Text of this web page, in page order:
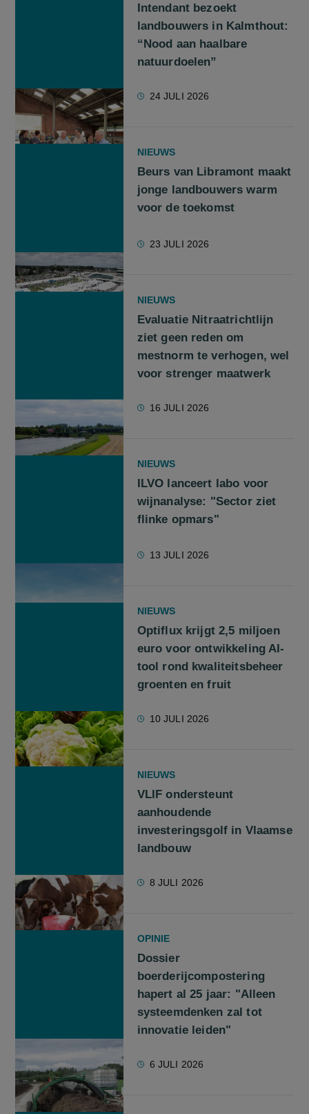
Intendant bezoekt
landbouwers in Kalmthout:
“Nood aan haalbare
natuurdoelen”
24 JULI 2026
NIEUWS
Beurs van Libramont maakt
jonge landbouwers warm
voor de toekomst
23 JULI 2026
NIEUWS
Evaluatie Nitraatrichtlijn
ziet geen reden om
mestnorm te verhogen, wel
voor strenger maatwerk
16 JULI 2026
NIEUWS
ILVO lanceert labo voor
wijnanalyse: "Sector ziet
flinke opmars"
13 JULI 2026
NIEUWS
Optiflux krijgt 2,5 miljoen
euro voor ontwikkeling AI-
tool rond kwaliteitsbeheer
groenten en fruit
10 JULI 2026
NIEUWS
VLIF ondersteunt
aanhoudende
investeringsgolf in Vlaamse
landbouw
8 JULI 2026
OPINIE
Dossier
boerderijcompostering
hapert al 25 jaar: "Alleen
systeemdenken zal tot
innovatie leiden"
6 JULI 2026